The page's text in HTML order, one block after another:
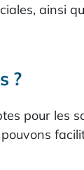
ainsi
?
pour les